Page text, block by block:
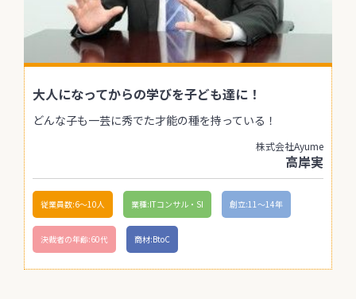
大人になってからの学びを子ども達に！
どんな子も一芸に秀でた才能の種を持っている！
株式会社Ayume
高岸実
従業員数:6～10人 業種:ITコンサル・SI 創立:11〜14年
決裁者の年齢:60代 商材:BtoC